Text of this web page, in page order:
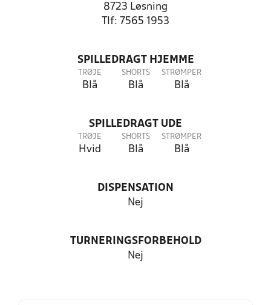
8723 Løsning
Tlf: 7565 1953
SPILLEDRAGT HJEMME
TRØJE
Blå
SHORTS
Blå
STRØMPER
Blå
SPILLEDRAGT UDE
TRØJE
Hvid
SHORTS
Blå
STRØMPER
Blå
DISPENSATION
Nej
TURNERINGSFORBEHOLD
Nej